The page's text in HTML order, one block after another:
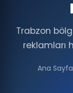
Trabzon
reklamları
Ana Sayfa